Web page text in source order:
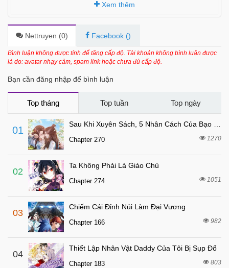
Xem thêm
Nettruyen (0) Facebook ()
Bình luận không được tính để tăng cấp độ. Tài khoản không bình luận được
là do: avatar nhạy cảm, spam link hoặc chưa đủ cấp độ.
Bạn cần đăng nhập để bình luận
Top tháng Top tuần Top ngày
01
Chapter 270 1270
02
Ta Không Phải Là Giáo Chủ
Chapter 274 1051
03
Chiếm Cái Đỉnh Núi Làm Đại Vương
Chapter 166 982
04
Thiết Lập Nhân Vật Daddy Của Tôi Bị Sụp Đổ
Chapter 183 803